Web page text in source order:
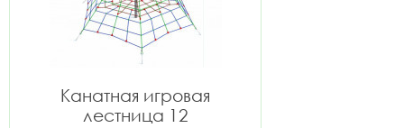
Канатная игровая
лестница 12